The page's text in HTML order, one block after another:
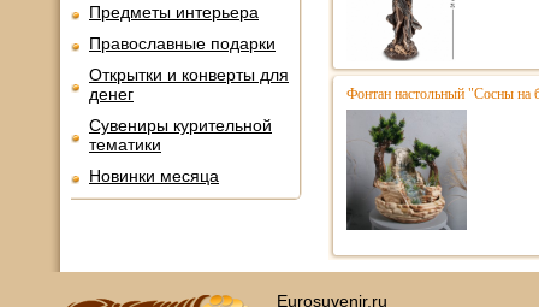
Предметы интерьера
Православные подарки
Открытки и конверты для
денег
Сувениры курительной
тематики
Новинки месяца
Фонтан настольный "Сосны на
Eurosuvenir.ru